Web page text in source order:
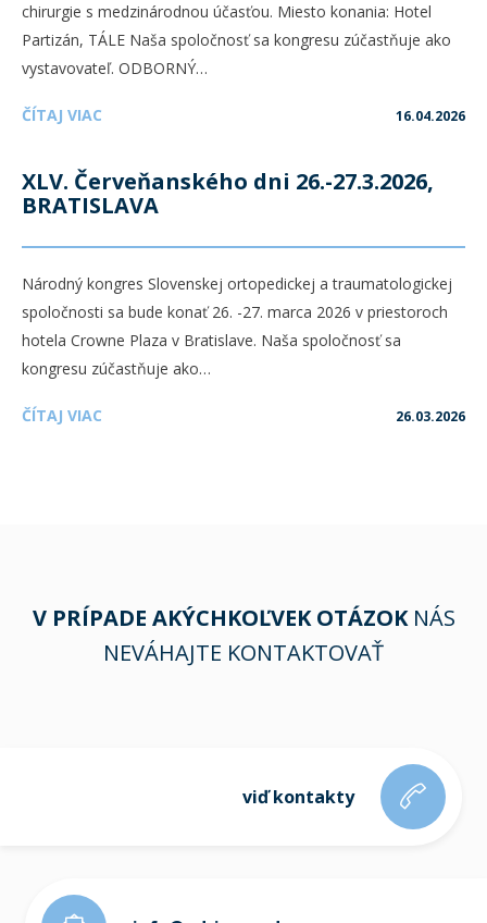
chirurgie s medzinárodnou účasťou. Miesto konania: Hotel
Partizán, TÁLE Naša spoločnosť sa kongresu zúčastňuje ako
vystavovateľ. ODBORNÝ…
ČÍTAJ VIAC 16.04.2026
XLV. Červeňanského dni 26.-27.3.2026,
BRATISLAVA
Národný kongres Slovenskej ortopedickej a traumatologickej
spoločnosti sa bude konať 26. -27. marca 2026 v priestoroch
hotela Crowne Plaza v Bratislave. Naša spoločnosť sa
kongresu zúčastňuje ako…
ČÍTAJ VIAC 26.03.2026
V PRÍPADE AKÝCHKOĽVEK OTÁZOKNÁS
NEVÁHAJTE KONTAKTOVAŤ
viď kontakty